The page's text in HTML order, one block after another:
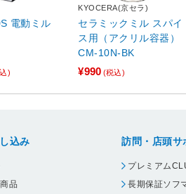
電動ミル
)
KYOCERA(京セラ)
セラミックミル スパイ
ス用（アクリル容器）
CM-10N-BK
¥990 (税込)
込み
品
訪問・店頭サ
プレミアム
長期保証ソフ